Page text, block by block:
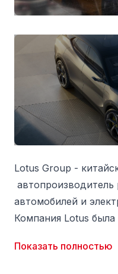
Lotus Group -
автомобилей и
Компания Lotus
смерти и периода
Показать полностью